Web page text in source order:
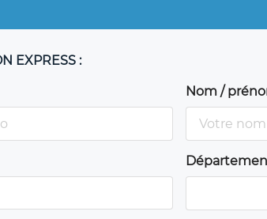
EXPRESS :
Nom /